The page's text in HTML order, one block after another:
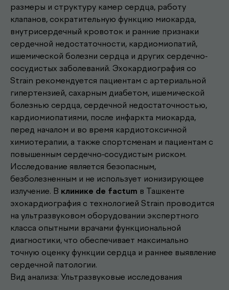
размеры и структуру камер сердца, работу
клапанов, сократительную функцию миокарда,
внутрисердечный кровоток и ранние признаки
сердечной недостаточности, кардиомиопатий,
ишемической болезни сердца и других сердечно-
сосудистых заболеваний. Эхокардиография со
Strain рекомендуется пациентам с артериальной
гипертензией, сахарным диабетом, ишемической
болезнью сердца, сердечной недостаточностью,
кардиомиопатиями, после инфаркта миокарда,
перед началом и во время кардиотоксичной
химиотерапии, а также спортсменам и пациентам с
повышенным сердечно-сосудистым риском.
Исследование является безопасным,
безболезненным и не использует ионизирующее
излучение. В клинике de factum в Ташкенте
эхокардиография с технологией Strain проводится
на ультразвуковом оборудовании экспертного
класса опытными врачами функциональной
диагностики, что обеспечивает максимально
точную оценку функции сердца и раннее выявление
сердечной патологии.
Вид анализа: Ультразвуковые исследования
Другие наши
.услуги
Записаться к врачу
Выберите удобное время и получите
консультацию опытного врача